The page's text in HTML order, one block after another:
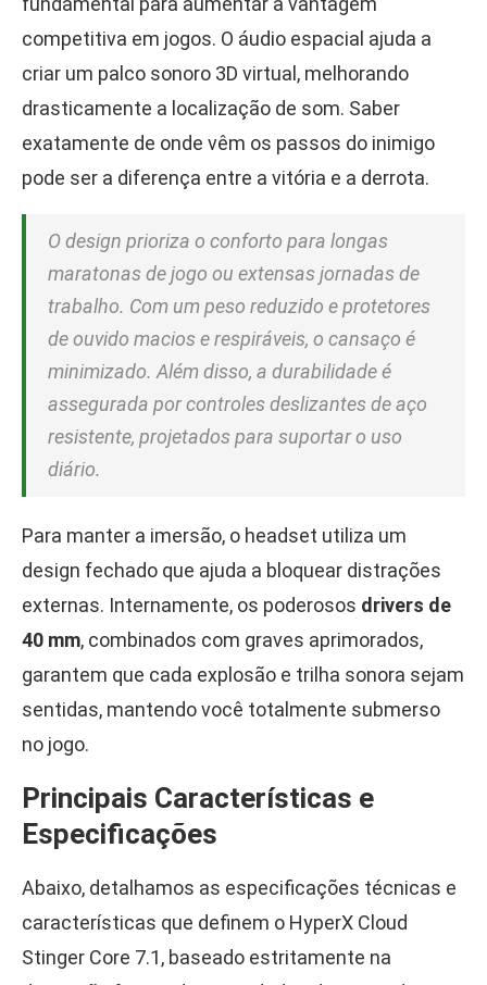
competitiva em jogos. O áudio espacial ajuda a
criar um palco sonoro 3D virtual, melhorando
drasticamente a localização de som. Saber
exatamente de onde vêm os passos do inimigo
pode ser a diferença entre a vitória e a derrota.
O design prioriza o conforto para longas
maratonas de jogo ou extensas jornadas de
trabalho. Com um peso reduzido e protetores
de ouvido macios e respiráveis, o cansaço é
minimizado. Além disso, a durabilidade é
assegurada por controles deslizantes de aço
resistente, projetados para suportar o uso
diário.
Para manter a imersão, o headset utiliza um
design fechado que ajuda a bloquear distrações
externas. Internamente, os poderosos drivers de
40 mm, combinados com graves aprimorados,
garantem que cada explosão e trilha sonora sejam
sentidas, mantendo você totalmente submerso
no jogo.
Principais Características e
Especificações
Abaixo, detalhamos as especificações técnicas e
características que definem o HyperX Cloud
Stinger Core 7.1, baseado estritamente na